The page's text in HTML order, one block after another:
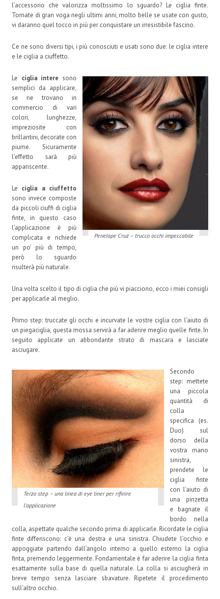
l’accessorio che valorizza moltissimo lo sguardo? Le ciglia finte.
Tornate di gran voga negli ultimi anni, molto belle se usate con gusto,
vi daranno quel tocco in più per conquistare un irresistibile fascino.
Ce ne sono diversi tipi, i più conosciuti e usati sono due: le ciglia intere
e le ciglia a ciuffetto.
Penelope Cruz – trucco occhi impeccabile
Le ciglia intere sono
semplici da applicare,
se ne trovano in
commercio di vari
colori, lunghezze,
impreziosite con
brillantini, decorate con
piume. Sicuramente
l’effetto sarà più
appariscente.
Le ciglia a ciuffetto
sono invece composte
da piccoli ciuffi di ciglia
finte, in questo caso
l’applicazione è più
complicata e richiede
un po’ più di tempo,
però lo sguardo
risulterà più naturale.
Una volta scelto il tipo di ciglia che più vi piacciono, ecco i miei consigli
per applicarle al meglio.
Primo step: truccate gli occhi e incurvate le vostre ciglia con l’aiuto di
un piegaciglia, questa mossa servirà a far aderire meglio quelle finte. In
seguito applicate un abbondante strato di mascara e lasciate
asciugare.
Terzo step – una linea di eye liner per rifinire
l’applicazione
Secondo
step: mettete
una piccola
quantità di
colla
specifica (es.
Duo) sul
dorso della
vostra mano
sinistra,
prendete le
ciglia finte
con l’aiuto di
una pinzetta
e bagnate il
bordo nella
colla, aspettate qualche secondo prima di applicarle. Ricordate le ciglia
finte differiscono: c’è una destra e una sinistra. Chiudete l’occhio e
appoggiate partendo dall’angolo interno a quello esterno la ciglia
finta, premendo leggermente. Fondamentale è far aderire la ciglia finta
esattamente sulla base di quella naturale. La colla si asciugherà in
breve tempo senza lasciare sbavature. Ripetete il procedimento
sull’altro occhio.